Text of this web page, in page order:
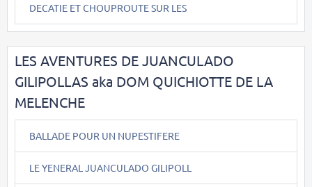
DECATIE ET CHOUPROUTE SUR LES
LES AVENTURES DE JUANCULADO
GILIPOLLAS aka DOM QUICHIOTTE DE LA
MELENCHE
BALLADE POUR UN NUPESTIFERE
LE YENERAL JUANCULADO GILIPOLL